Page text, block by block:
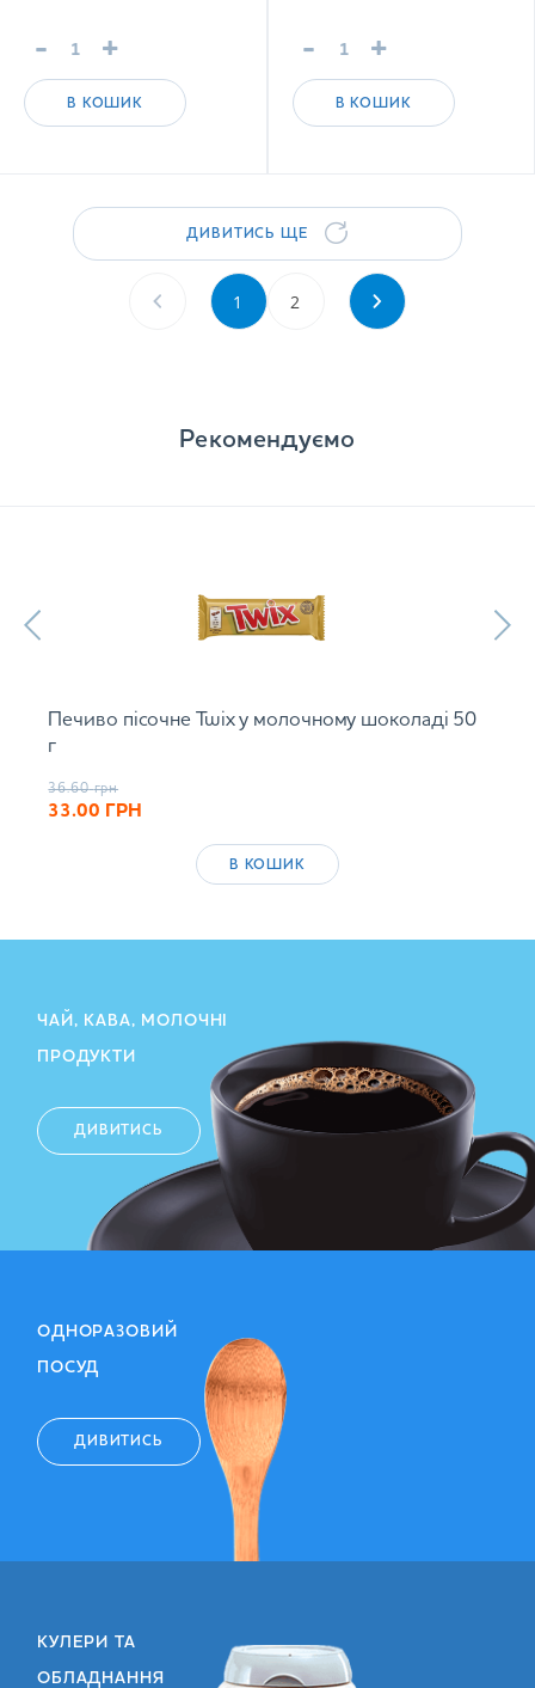
- +
В КОШИК
- +
В КОШИК
ДИВИТИСЬ ЩЕ
1 2
Рекомендуємо
Печиво пісочне Twix у молочному шоколаді 50
г
36.60 грн
33.00 ГРН
В КОШИК
ЧАЙ, КАВА, МОЛОЧНІ
ПРОДУКТИ
ДИВИТИСЬ
ОДНОРАЗОВИЙ
ПОСУД
ДИВИТИСЬ
КУЛЕРИ ТА
ОБЛАДНАННЯ